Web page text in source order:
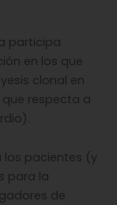
participa
en los que
clonal en
respecta a
los pacientes (y
para la
de